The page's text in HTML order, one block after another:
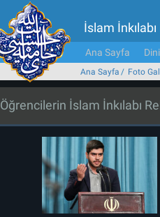
İslam
Ana Sayfa
Ana Sayfa Foto
Öğrencilerin İslam İnkılabı